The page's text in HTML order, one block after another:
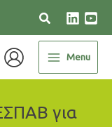
Menu
για